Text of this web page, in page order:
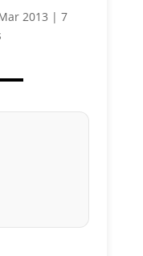
2013 | 7